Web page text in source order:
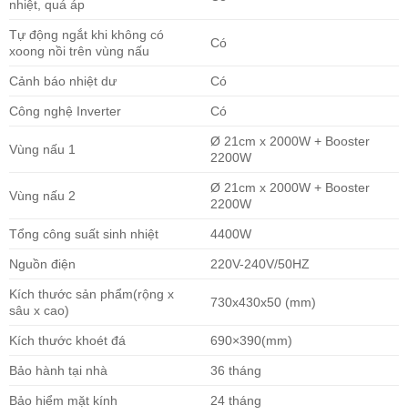
nhiệt, quá áp
Tự động ngắt khi không có
xoong nồi trên vùng nấu
Có
Cảnh báo nhiệt dư Có
Công nghệ Inverter Có
Vùng nấu 1
Ø 21cm x 2000W + Booster
2200W
Vùng nấu 2
Ø 21cm x 2000W + Booster
2200W
Tổng công suất sinh nhiệt 4400W
Nguồn điện 220V-240V/50HZ
Kích thước sản phẩm(rộng x
sâu x cao)
730x430x50 (mm)
Kích thước khoét đá 690×390(mm)
Bảo hành tại nhà 36 tháng
Bảo hiểm mặt kính 24 tháng